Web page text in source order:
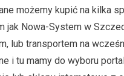
możemy kupić na kilka
jak Nowa-System w
lub transportem na
i tu mamy do wyboru